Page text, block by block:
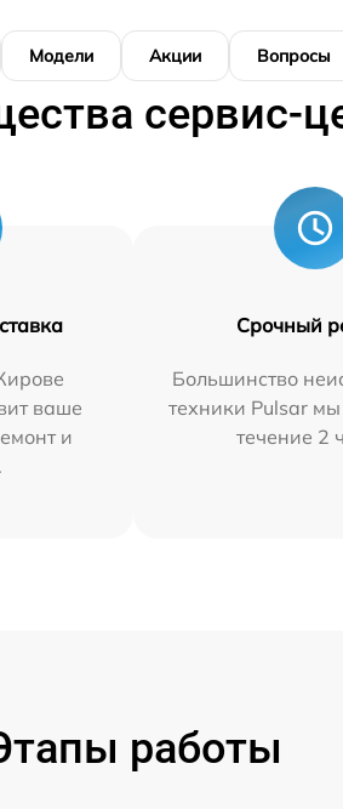
Модели Акции Вопросы
сервис-
ваше
и
Срочный
Большинство
техники Pulsar
течение 2
работы